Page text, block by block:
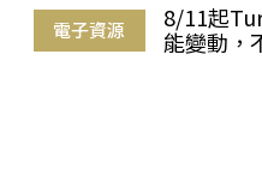
電子資源
8/11起
能變動，